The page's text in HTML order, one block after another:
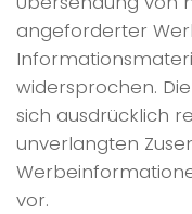
angeforderter
widersprochen.
sich ausdrücklich
unverlangten
vor.